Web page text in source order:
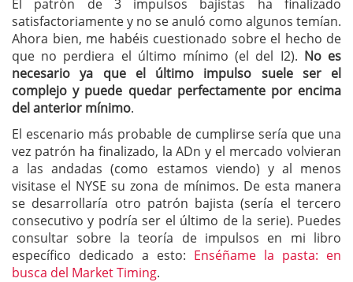
El patrón de 3 impulsos bajistas ha finalizado
satisfactoriamente y no se anuló como algunos temían.
Ahora bien, me habéis cuestionado sobre el hecho de
que no perdiera el último mínimo (el del I2). No es
necesario ya que el último impulso suele ser el
complejo y puede quedar perfectamente por encima
del anterior mínimo.
El escenario más probable de cumplirse sería que una
vez patrón ha finalizado, la ADn y el mercado volvieran
a las andadas (como estamos viendo) y al menos
visitase el NYSE su zona de mínimos. De esta manera
se desarrollaría otro patrón bajista (sería el tercero
consecutivo y podría ser el último de la serie). Puedes
consultar sobre la teoría de impulsos en mi libro
específico dedicado a esto: Enséñame la pasta: en
busca del Market Timing.